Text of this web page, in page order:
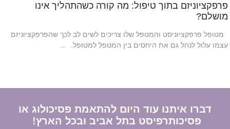
פרפקציוניזם בתוך טיפול: מה קורה כשהתהליך אינו
מושלם?
מטופל פרפקציוניסט והמטפל שלו צריכים לשים לב לכך שהפרפקציוניזם
עצמו עלול לנהל גם את היחסים בין המטפל למטופל. …
דברו איתנו עוד היום להתאמת פסיכולוג או
פסיכותרפיסט בתל אביב ובכל הארץ!